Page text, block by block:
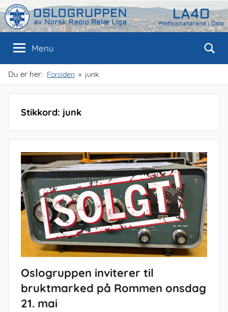
Skip
to
content
Oslogruppen
av
NRRL
Oslo
Menu
Du er her: Forsiden junk
Stikkord: junk
Oslogruppen inviterer til
bruktmarked på Rommen onsdag
21. mai